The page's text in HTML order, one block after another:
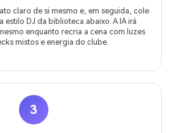
claro de si mesmo e, em seguida, cole
estilo DJ da biblioteca abaixo. A IA irá
enquanto recria a cena com luzes
mistos e energia do clube.
3